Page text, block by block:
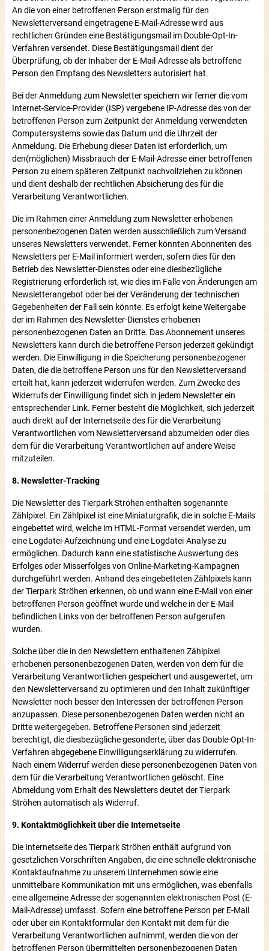
An die von einer betroffenen Person erstmalig für den
Newsletterversand eingetragene E-Mail-Adresse wird aus
rechtlichen Gründen eine Bestätigungsmail im Double-Opt-In-
Verfahren versendet. Diese Bestätigungsmail dient der
Überprüfung, ob der Inhaber der E-Mail-Adresse als betroffene
Person den Empfang des Newsletters autorisiert hat.
Bei der Anmeldung zum Newsletter speichern wir ferner die vom
Internet-Service-Provider (ISP) vergebene IP-Adresse des von der
betroffenen Person zum Zeitpunkt der Anmeldung verwendeten
Computersystems sowie das Datum und die Uhrzeit der
Anmeldung. Die Erhebung dieser Daten ist erforderlich, um
den(möglichen) Missbrauch der E-Mail-Adresse einer betroffenen
Person zu einem späteren Zeitpunkt nachvollziehen zu können
und dient deshalb der rechtlichen Absicherung des für die
Verarbeitung Verantwortlichen.
Die im Rahmen einer Anmeldung zum Newsletter erhobenen
personenbezogenen Daten werden ausschließlich zum Versand
unseres Newsletters verwendet. Ferner könnten Abonnenten des
Newsletters per E-Mail informiert werden, sofern dies für den
Betrieb des Newsletter-Dienstes oder eine diesbezügliche
Registrierung erforderlich ist, wie dies im Falle von Änderungen am
Newsletterangebot oder bei der Veränderung der technischen
Gegebenheiten der Fall sein könnte. Es erfolgt keine Weitergabe
der im Rahmen des Newsletter-Dienstes erhobenen
personenbezogenen Daten an Dritte. Das Abonnement unseres
Newsletters kann durch die betroffene Person jederzeit gekündigt
werden. Die Einwilligung in die Speicherung personenbezogener
Daten, die die betroffene Person uns für den Newsletterversand
erteilt hat, kann jederzeit widerrufen werden. Zum Zwecke des
Widerrufs der Einwilligung findet sich in jedem Newsletter ein
entsprechender Link. Ferner besteht die Möglichkeit, sich jederzeit
auch direkt auf der Internetseite des für die Verarbeitung
Verantwortlichen vom Newsletterversand abzumelden oder dies
dem für die Verarbeitung Verantwortlichen auf andere Weise
mitzuteilen.
8. Newsletter-Tracking
Die Newsletter des Tierpark Ströhen enthalten sogenannte
Zählpixel. Ein Zählpixel ist eine Miniaturgrafik, die in solche E-Mails
eingebettet wird, welche im HTML-Format versendet werden, um
eine Logdatei-Aufzeichnung und eine Logdatei-Analyse zu
ermöglichen. Dadurch kann eine statistische Auswertung des
Erfolges oder Misserfolges von Online-Marketing-Kampagnen
durchgeführt werden. Anhand des eingebetteten Zählpixels kann
der Tierpark Ströhen erkennen, ob und wann eine E-Mail von einer
betroffenen Person geöffnet wurde und welche in der E-Mail
befindlichen Links von der betroffenen Person aufgerufen
wurden.
Solche über die in den Newslettern enthaltenen Zählpixel
erhobenen personenbezogenen Daten, werden von dem für die
Verarbeitung Verantwortlichen gespeichert und ausgewertet, um
den Newsletterversand zu optimieren und den Inhalt zukünftiger
Newsletter noch besser den Interessen der betroffenen Person
anzupassen. Diese personenbezogenen Daten werden nicht an
Dritte weitergegeben. Betroffene Personen sind jederzeit
berechtigt, die diesbezügliche gesonderte, über das Double-Opt-In-
Verfahren abgegebene Einwilligungserklärung zu widerrufen.
Nach einem Widerruf werden diese personenbezogenen Daten von
dem für die Verarbeitung Verantwortlichen gelöscht. Eine
Abmeldung vom Erhalt des Newsletters deutet der Tierpark
Ströhen automatisch als Widerruf.
9. Kontaktmöglichkeit über die Internetseite
Die Internetseite des Tierpark Ströhen enthält aufgrund von
gesetzlichen Vorschriften Angaben, die eine schnelle elektronische
Kontaktaufnahme zu unserem Unternehmen sowie eine
unmittelbare Kommunikation mit uns ermöglichen, was ebenfalls
eine allgemeine Adresse der sogenannten elektronischen Post (E-
Mail-Adresse) umfasst. Sofern eine betroffene Person per E-Mail
oder über ein Kontaktformular den Kontakt mit dem für die
Verarbeitung Verantwortlichen aufnimmt, werden die von der
betroffenen Person übermittelten personenbezogenen Daten